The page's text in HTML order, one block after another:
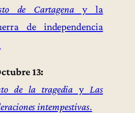
de Cartagenay la
de independencia
13:
de la tragedia y Las
intempestivas.